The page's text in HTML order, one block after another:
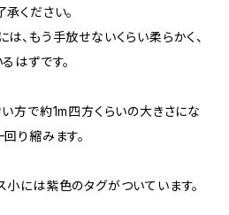
ください。
、もう手放せないくらい柔らかく、
はずです。
方で約1m四方くらいの大きさにな
り縮みます。
小には紫色のタグがついています。